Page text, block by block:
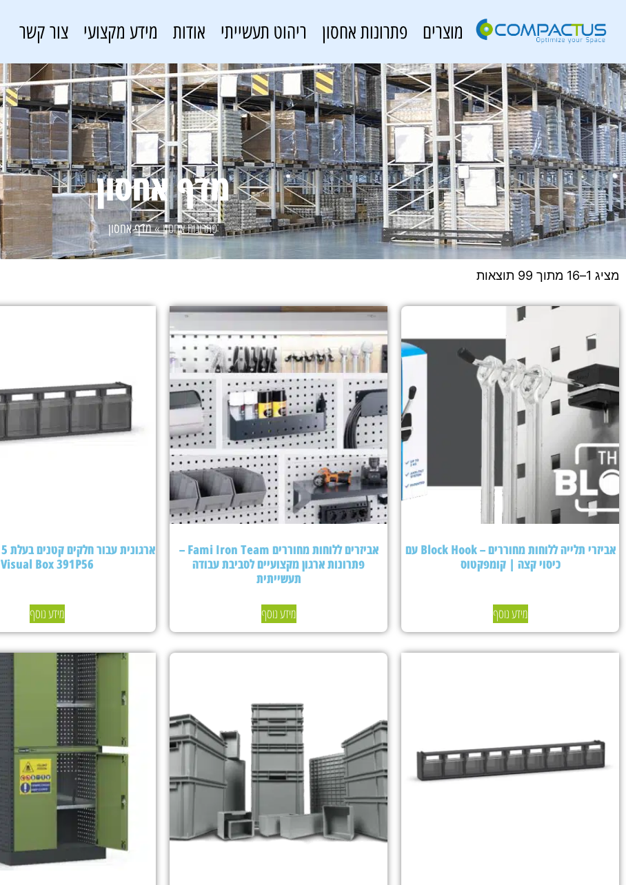
מוצרים פתרונות אחסון ריהוט תעשייתי אודות מידע מקצועי צור קשר
מדף אחסון
פתרונות אחסון»מדף אחסון
מציג 1–16 מתוך 99 תוצאות
אביזרי תלייה ללוחות מחוררים – Block Hook עם
כיסוי קצה | קומפקטוס
מידע נוסף
אביזרים ללוחות מחוררים Fami Iron Team –
פתרונות ארגון מקצועיים לסביבת עבודה
תעשייתית
מידע נוסף
Visual Box 391P56
מידע נוסף